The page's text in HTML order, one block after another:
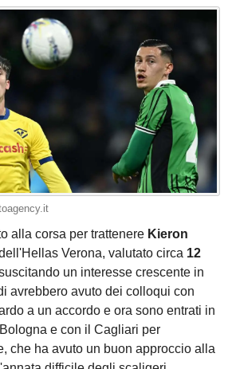
alla corsa per trattenere Kieron
Verona, valutato circa 12
un interesse crescente in
avrebbero avuto dei colloqui con
a un accordo e ora sono entrati in
e con il Cagliari per
che ha avuto un buon approccio alla